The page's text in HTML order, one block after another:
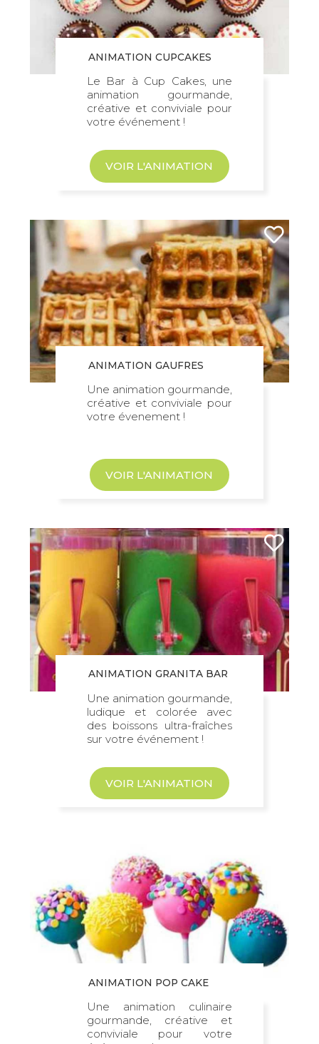
ANIMATION CUPCAKES
Le Bar à Cup Cakes, une
animation gourmande,
créative et conviviale pour
votre événement !
VOIR L'ANIMATION
ANIMATION GAUFRES
Une animation gourmande,
créative et conviviale pour
votre évenement !
VOIR L'ANIMATION
ANIMATION GRANITA BAR
Une animation gourmande,
ludique et colorée avec
des boissons ultra-fraîches
sur votre événement !
VOIR L'ANIMATION
ANIMATION POP CAKE
Une animation culinaire
gourmande, créative et
conviviale pour votre